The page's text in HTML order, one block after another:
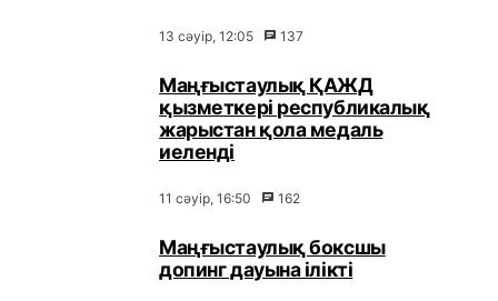
13 сәуір, 12:05 137
Маңғыстаулық ҚАЖД
қызметкері республикалық
жарыстан қола медаль
иеленді
11 сәуір, 16:50 162
Маңғыстаулық боксшы
допинг дауына ілікті